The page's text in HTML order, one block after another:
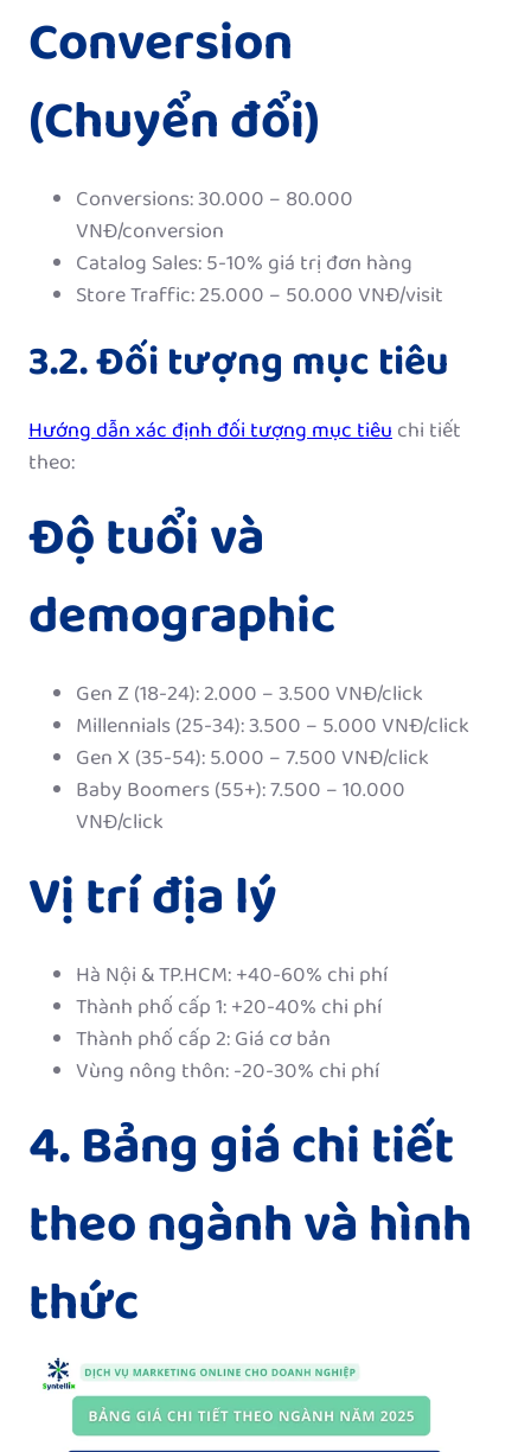
Conversion
(Chuyển đổi)
Conversions: 30.000 – 80.000
VNĐ/conversion
Catalog Sales: 5-10% giá trị đơn hàng
Store Traffic: 25.000 – 50.000 VNĐ/visit
3.2. Đối tượng mục tiêu
Hướng dẫn xác định đối tượng mục tiêuchi tiết
theo:
Độ tuổi và
demographic
Gen Z (18-24): 2.000 – 3.500 VNĐ/click
Millennials (25-34): 3.500 – 5.000 VNĐ/click
Gen X (35-54): 5.000 – 7.500 VNĐ/click
Baby Boomers (55+): 7.500 – 10.000
VNĐ/click
Vị trí địa lý
Hà Nội & TP.HCM: +40-60% chi phí
Thành phố cấp 1: +20-40% chi phí
Thành phố cấp 2: Giá cơ bản
Vùng nông thôn: -20-30% chi phí
4. Bảng giá chi tiết
theo ngành và hình
thức